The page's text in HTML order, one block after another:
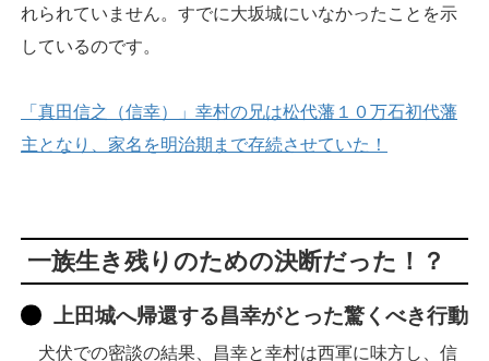
れられていません。すでに大坂城にいなかったことを示
しているのです。
「真田信之（信幸）」幸村の兄は松代藩１０万石初代藩
主となり、家名を明治期まで存続させていた！
一族生き残りのための決断だった！？
上田城へ帰還する昌幸がとった驚くべき行動
犬伏での密談の結果、昌幸と幸村は西軍に味方し、信